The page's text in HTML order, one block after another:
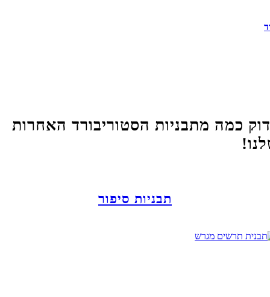
כמה מתבניות הסטוריבורד האחרות
תבניות סיפור